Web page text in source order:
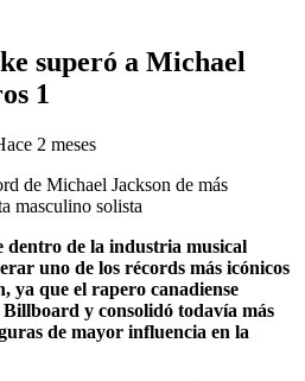
superó a Michael
1
2 meses
dentro de la industria musical
uno de los récords más icónicos
ya que el rapero canadiense
y consolidó todavía más
de mayor influencia en la